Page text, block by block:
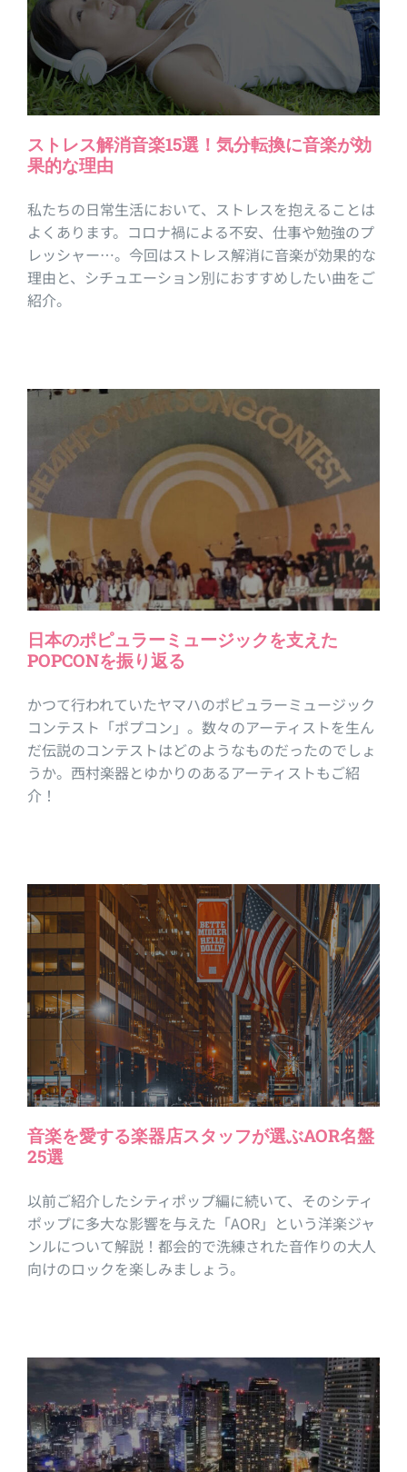
ストレス解消音楽15選！気分転換に音楽が効
果的な理由
私たちの日常生活において、ストレスを抱えることは
よくあります。コロナ禍による不安、仕事や勉強のプ
レッシャー…。今回はストレス解消に音楽が効果的な
理由と、シチュエーション別におすすめしたい曲をご
紹介。
日本のポピュラーミュージックを支えた
POPCONを振り返る
かつて行われていたヤマハのポピュラーミュージック
コンテスト「ポプコン」。数々のアーティストを生ん
だ伝説のコンテストはどのようなものだったのでしょ
うか。西村楽器とゆかりのあるアーティストもご紹
介！
音楽を愛する楽器店スタッフが選ぶAOR名盤
25選
以前ご紹介したシティポップ編に続いて、そのシティ
ポップに多大な影響を与えた「AOR」という洋楽ジャ
ンルについて解説！都会的で洗練された音作りの大人
向けのロックを楽しみましょう。